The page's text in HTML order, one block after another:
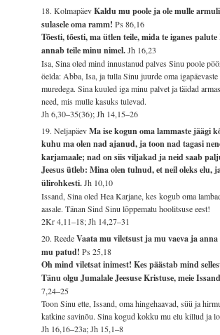
18. KolmapäevKaldu mu poole ja ole mulle
sulasele oma ramm!Ps 86,16
Tõesti, tõesti, ma ütlen teile, mida te iganes
annab teile minu nimel.Jh 16,23
Isa, Sina oled mind innustanud palves Sinu poole
öelda: Abba, Isa, ja tulla Sinu juurde oma
muredega. Sina kuuled iga minu palvet ja täidad
need, mis mulle kasuks tulevad.
Jh 6,30–35(36); Jh 14,15–26
19. NeljapäevMa ise kogun oma lammaste jäägi
kuhu ma olen nad ajanud, ja toon nad tagasi
karjamaale; nad on siis viljakad ja neid saab
Jeesus ütleb: Mina olen tulnud, et neil oleks elu,
ülirohkesti.Jh 10,10
Issand, Sina oled Hea Karjane, kes kogub oma
aasale. Tänan Sind Sinu lõppematu hoolitsuse eest!
2Kr 4,11–18; Jh 14,27–31
20. ReedeVaata mu viletsust ja mu vaeva ja
mu patud!Ps 25,18
Oh mind viletsat inimest! Kes päästab mind
Tänu olgu Jumalale Jeesuse Kristuse, meie
7,24–25
Toon Sinu ette, Issand, oma hingehaavad, süü ja
katkine savinõu. Sina kogud kokku mu elu killud ja
Jh 16,16–23a; Jh 15,1–8